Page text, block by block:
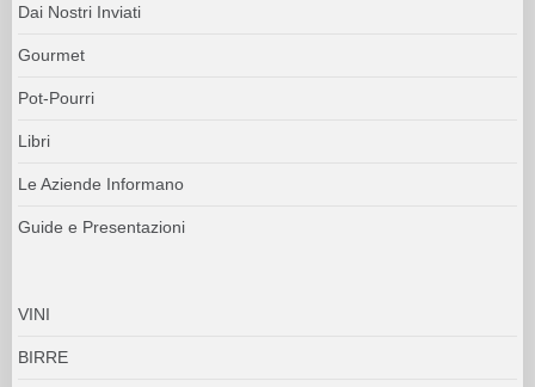
Dai Nostri Inviati
Gourmet
Pot-Pourri
Libri
Le Aziende Informano
Guide e Presentazioni
VINI
BIRRE